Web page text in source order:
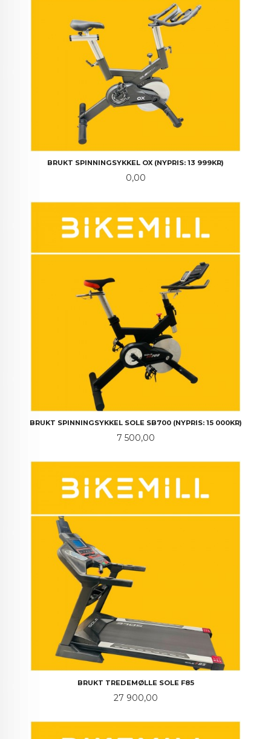
BRUKT SPINNINGSYKKEL OX (NYPRIS: 13 999KR)
Pris
0,00
BRUKT SPINNINGSYKKEL SOLE SB700 (NYPRIS: 15 000KR)
Pris
7 500,00
BRUKT TREDEMØLLE SOLE F85
Pris
27 900,00